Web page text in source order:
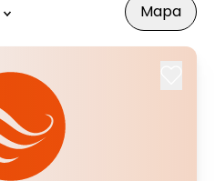
Mapa